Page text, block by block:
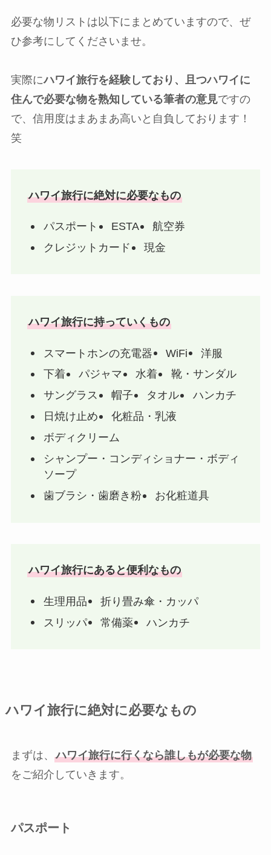
必要な物リストは以下にまとめていますので、ぜ
ひ参考にしてくださいませ。
実際にハワイ旅行を経験しており、且つハワイに
住んで必要な物を熟知している筆者の意見ですの
で、信用度はまあまあ高いと自負しております！
笑
ハワイ旅行に絶対に必要なもの
パスポート ESTA
航空券
クレジットカード
現金
ハワイ旅行に持っていくもの
スマートホンの充電器 WiFi
洋服
下着
パジャマ 水着
靴・サンダル
サングラス
帽子 タオル
ハンカチ
日焼け止め
化粧品・乳液
ボディクリーム
シャンプー・コンディショナー・ボディ
ソープ
歯ブラシ・歯磨き粉
お化粧道具
ハワイ旅行にあると便利なもの
生理用品
折り畳み傘・カッパ
スリッパ
常備薬 ハンカチ
ハワイ旅行に絶対に必要なもの
まずは、 ハワイ旅行に行くなら誰しもが必要な物
をご紹介していきます。
パスポート